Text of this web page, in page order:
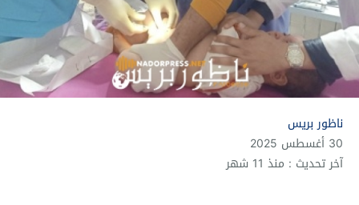
ناظور بريس
30 أغسطس 2025
آخر تحديث : منذ 11 شهر